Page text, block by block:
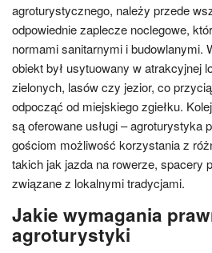
agroturystycznego, należy przede
odpowiednie zaplecze noclegowe,
normami sanitarnymi i budowlanymi.
obiekt był usytuowany w atrakcyjnej
zielonych, lasów czy jezior, co
odpocząć od miejskiego zgiełku.
są oferowane usługi – agroturystyka
gościom możliwość korzystania z
takich jak jazda na rowerze, spacery
związane z lokalnymi tradycjami.
Jakie wymagania
agroturystyki